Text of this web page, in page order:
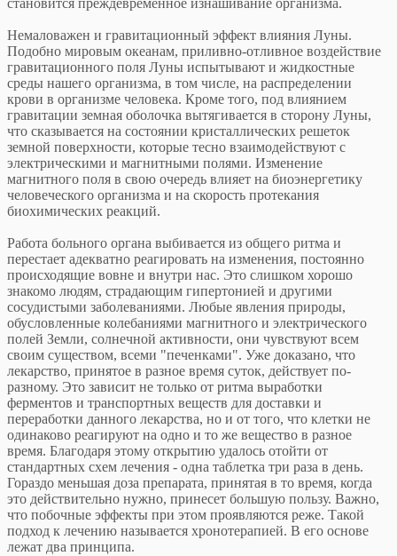
становится преждевременное изнашивание организма.
Немаловажен и гравитационный эффект влияния Луны.
Подобно мировым океанам, приливно-отливное воздействие
гравитационного поля Луны испытывают и жидкостные
среды нашего организма, в том числе, на распределении
крови в организме человека. Кроме того, под влиянием
гравитации земная оболочка вытягивается в сторону Луны,
что сказывается на состоянии кристаллических решеток
земной поверхности, которые тесно взаимодействуют с
электрическими и магнитными полями. Изменение
магнитного поля в свою очередь влияет на биоэнергетику
человеческого организма и на скорость протекания
биохимических реакций.
Работа больного органа выбивается из общего ритма и
перестает адекватно реагировать на изменения, постоянно
происходящие вовне и внутри нас. Это слишком хорошо
знакомо людям, страдающим гипертонией и другими
сосудистыми заболеваниями. Любые явления природы,
обусловленные колебаниями магнитного и электрического
полей Земли, солнечной активности, они чувствуют всем
своим существом, всеми "печенками". Уже доказано, что
лекарство, принятое в разное время суток, действует по-
разному. Это зависит не только от ритма выработки
ферментов и транспортных веществ для доставки и
переработки данного лекарства, но и от того, что клетки не
одинаково реагируют на одно и то же вещество в разное
время. Благодаря этому открытию удалось отойти от
стандартных схем лечения - одна таблетка три раза в день.
Гораздо меньшая доза препарата, принятая в то время, когда
это действительно нужно, принесет большую пользу. Важно,
что побочные эффекты при этом проявляются реже. Такой
подход к лечению называется хронотерапией. В его основе
лежат два принципа.